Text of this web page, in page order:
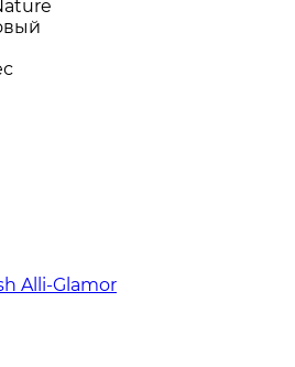
Alli-Glamor